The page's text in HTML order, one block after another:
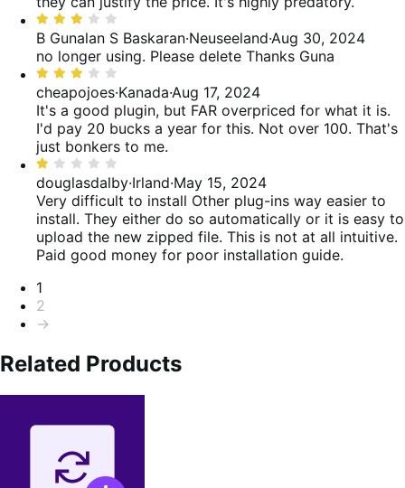
Bewertet
mit
3
von
5
B Gunalan S Baskaran·Neuseeland·Aug 30, 2024
no longer using. Please delete Thanks Guna
Bewertet
mit
3
von
5
cheapojoes·Kanada·Aug 17, 2024
It's a good plugin, but FAR overpriced for what it is.
I'd pay 20 bucks a year for this. Not over 100. That's
just bonkers to me.
Bewertet
mit
1
von
5
douglasdalby·Irland·May 15, 2024
Very difficult to install Other plug-ins way easier to
install. They either do so automatically or it is easy to
upload the new zipped file. This is not at all intuitive.
Paid good money for poor installation guide.
Seitennummerierung
1
2
→
Related Products